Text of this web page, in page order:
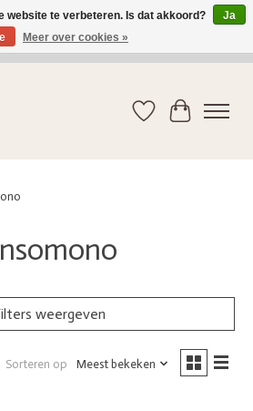
(0)471 41 82 41 / GRATIS verzending > 75 euro (2
Verlanglijst
weergeven
Sorteren op Meest bekeken
website te verbeteren. Is dat akkoord?
Ja
Meer over cookies »